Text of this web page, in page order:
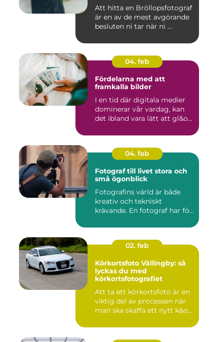
Att hitta en Bröllopsfotograf
är en av de mest avgörande
besluten ni tar när ni ...
04. feb
Fördelarna med att
framkalla bilder
I en tid där digitala medier
dominerar vår vardag, kan
det ibland vara lätt att gl&o...
04. feb
Fotograf till livet stora och
små ögonblick
Fotografins värld är både
kreativ och tekniskt
krävande. En fotograf har fö...
02. feb
Körkortsfoto Vällingby: så
lyckas du med
körkortsfotografiet
Att ta ett körkortsfoto är en
viktig del av processen när
man ska skaffa ett nytt k&o...